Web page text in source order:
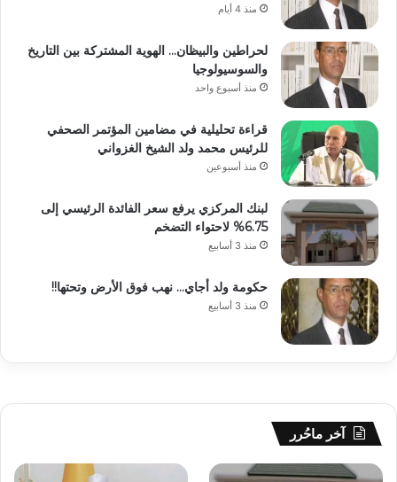
منذ 4 أيام
لحراطين والبيظان… الهوية المشتركة بين التاريخ
والسوسيولوجيا
منذ أسبوع واحد
قراءة تحليلية في مضامين المؤتمر الصحفي
للرئيس محمد ولد الشيخ الغزواني
منذ أسبوعين
لبنك المركزي يرفع سعر الفائدة الرئيسي إلى
6.75% لاحتواء التضخم
منذ 3 أسابيع
حكومة ولد أجاي… نهب فوق الأرض وتحتها!!
منذ 3 أسابيع
آخر ماحُرر